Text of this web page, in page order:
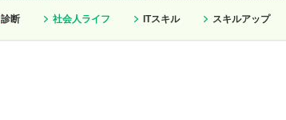
診断 社会人ライフ ITスキル スキルアップ